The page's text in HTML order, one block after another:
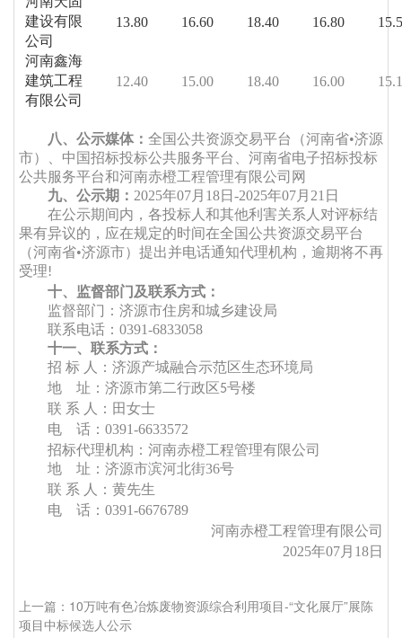
建设有限
公司
13.80 16.60 18.40 16.80
河南鑫海
建筑工程
有限公司
12.40 15.00 18.40 16.00
八、公示媒体： 全国公共资源交易平台（河南省•济源
市）、中国招标投标公共服务平台、河南省电子招标投标
公共服务平台和河南赤橙工程管理有限公司网
九、公示期： 2025年07月 18日 -2025年07月 21 日
在公示期间内，各投标人和其他利害关系人对评标结
果有异议的，应在规定的时间在全国公共资源交易平台
（河南省•济源市）提出并电话通知代理机构，逾期将不再
受理!
十、监督部门及联系方式：
监督部门：济源市住房和城乡建设局
联系电话： 0391-6833058
十一、联系方式：
招 标 人： 济源产城融合示范区生态环境局
地
址：济源市第二行政区5号楼
联 系 人： 田女士
电
话： 0391-6633572
招标代理机构： 河南赤橙工程管理有限公司
地
址：济源市滨河北街36号
联 系 人： 黄先生
电
话： 0391-6676789
河南赤橙工程管理有限公司
2025年07月 18日
上一篇：10万吨有色冶炼废物资源综合利用项目-“文化展厅”展陈
项目中标候选人公示